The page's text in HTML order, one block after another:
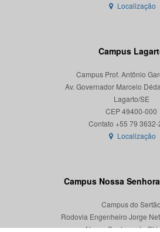
Localização
Campus
Campus Prof. Antônio
Av. Governador Marcelo
Lagarto/SE
CEP 49400-000
Localização
Campus Nossa
Campus do Sertão
Rodovia Engenheiro Jorge
Nossa Senhora da